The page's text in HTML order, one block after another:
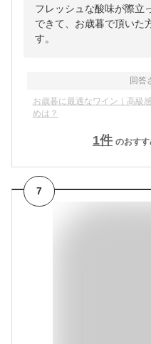
フレッシュな酸味が際立
できて、お歳暮で頂いた
す。
回答
お歳暮に最適なワイン｜高級
めは？
1件 のおす
7